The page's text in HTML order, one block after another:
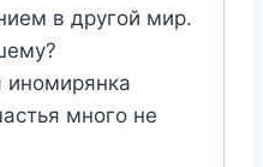
в другой мир.
много не